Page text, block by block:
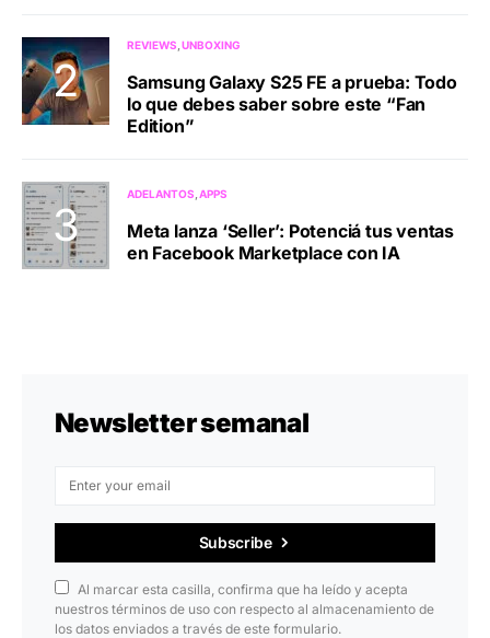
REVIEWS UNBOXING
Samsung Galaxy S25 FE a prueba: Todo
lo que debes saber sobre este “Fan
Edition”
ADELANTOS APPS
Meta lanza ‘Seller’: Potenciá tus ventas
en Facebook Marketplace con IA
Newsletter semanal
Subscribe
Al marcar esta casilla, confirma que ha leído y acepta
nuestros términos de uso con respecto al almacenamiento de
los datos enviados a través de este formulario.